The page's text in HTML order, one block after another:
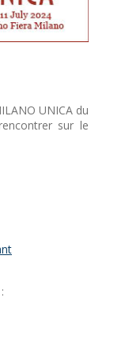
UNICA du
sur le